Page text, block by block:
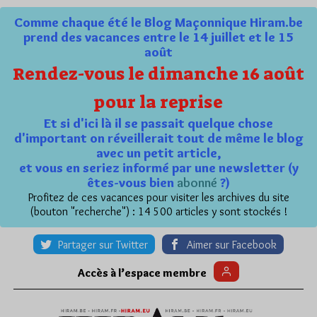
Comme chaque été le Blog Maçonnique Hiram.be
prend des vacances entre le 14 juillet et le 15
août
Rendez-vous le dimanche 16 août
pour la reprise
Et si d'ici là il se passait quelque chose
d'important on réveillerait tout de même le blog
avec un petit article,
et vous en seriez informé par une newsletter (y
êtes-vous bien abonné ?)
Profitez de ces vacances pour visiter les archives du site
(bouton "recherche") : 14 500 articles y sont stockés !
Partager sur Twitter Aimer sur Facebook
Accès à l’espace membre